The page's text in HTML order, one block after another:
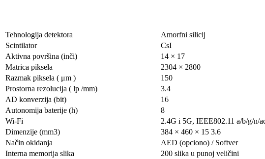
Tehnologija detektora
Amorfni silicij
Scintilator
CsI
Aktivna površina (inči)
14 × 17
Matrica piksela
2304 × 2800
Razmak piksela ( μm )
150
Prostorna rezolucija ( lp /mm)
3.4
AD konverzija (bit)
16
Autonomija baterije (h)
8
Wi-Fi
2.4G i 5G, IEEE802.11 a/b/g/n/
Dimenzije (mm3)
384 × 460 × 15 3.6
Način okidanja
AED (opciono) / Softver
Interna memorija slika
200 slika u punoj veličini